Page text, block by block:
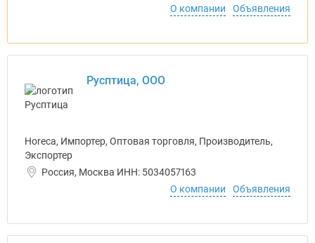
О компании
Объявления
Русптица, ООО
Horeca, Импортер, Оптовая торговля, Производитель,
Экспортер
Россия, Москва ИНН: 5034057163
О компании
Объявления